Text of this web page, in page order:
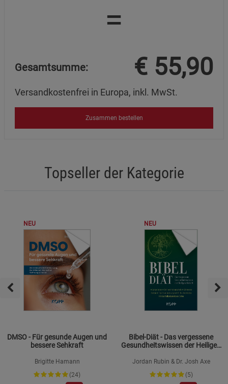
=
Gesamtsumme: € 55,90
Versandkostenfrei in Europa, inkl. MwSt.
Zusammen bestellen
Topseller der Kategorie
NEU
DMSO - Für gesunde Augen und
bessere Sehkraft
Brigitte Hamann
(24)
NEU
Bibel-Diät - Das vergessene
Gesundheitswissen der Heiligen
Jordan Rubin & Dr. Josh Axe
(5)
Cookie-Informationen
Beschreibung Marketing Cookies